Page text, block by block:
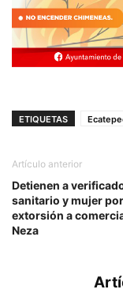
ETIQUETAS
Artículo anterior
Detienen a
sanitario y mujer por
extorsión a
Neza